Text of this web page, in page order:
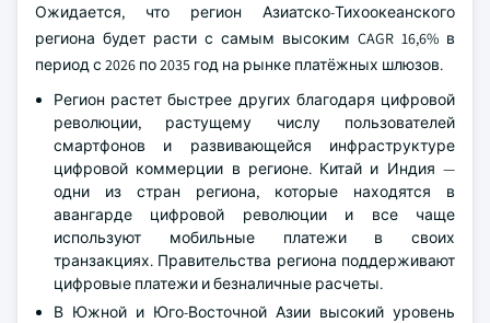
Ожидается, что регион Азиатско-Тихоокеанского
региона будет расти с самым высоким CAGR 16,6% в
период с 2026 по 2035 год на рынке платёжных шлюзов.
Регион растет быстрее других благодаря цифровой
революции, растущему числу пользователей
смартфонов и развивающейся инфраструктуре
цифровой коммерции в регионе. Китай и Индия —
одни из стран региона, которые находятся в
авангарде цифровой революции и все чаще
используют мобильные платежи в своих
транзакциях. Правительства региона поддерживают
цифровые платежи и безналичные расчеты.
В Южной и Юго-Восточной Азии высокий уровень